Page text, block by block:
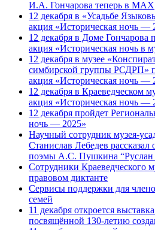
И.А. Гончарова теперь в MAX
12 декабря в «Усадьбе
акция «Историческая ночь —
12 декабря в Доме Гончарова
акция «Историческая ночь в
12 декабря в музее
симбирской группы РСДРП»
акция «Историческая ночь —
12 декабря в Краеведческом
акция «Историческая ночь —
12 декабря пройдет
ночь — 2025»
Научный сотрудник музея-
Станислав Лебедев
поэмы А.С. Пушкина
Сотрудники Краеведческого
правовом диктанте
Сервисы поддержки для
семей
11 декабря откроется
посвящённой 130-летию